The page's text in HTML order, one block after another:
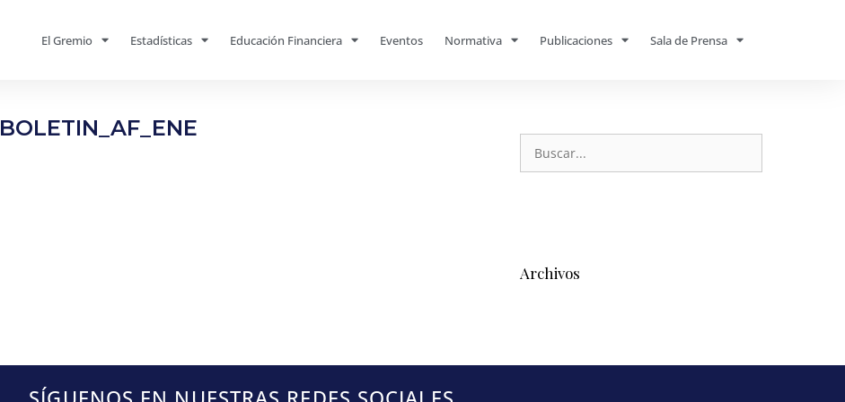
El Gremio Estadísticas Educación Financiera Eventos Normativa Publicaciones Sala de Prensa
BOLETIN_AF_ENE
Archivos